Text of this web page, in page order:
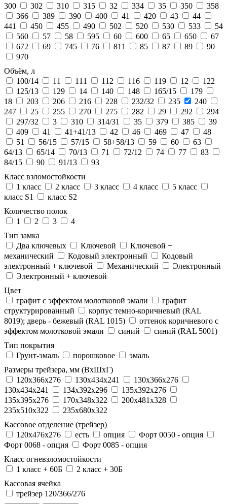
300
302 310 315 32 334 35 350
358
366
389 390 400 41 420 43
44
441
450 455 490 502 520 530 533
54
560
57 58 595 60 600 65 650
67
672
69 745 76 811 85 87 89
90
970
Объём, л
100/14
11 111 112 116 119 12
122
125/13
129 14 140 148 165/15
179
18
203 206 216 228 232/32 235
240
247
25 255 270 275 282 29 292
294
297/32
3 310 314/31 35 379 385
39
409
41 41+41/13 42 46 469 47
48
51
56/15 57/15 58+58/13 59 60
63
64/13
65/14 70/13 71 72/12 74 77
83
84/15
90 91/13
93
Класс взломостойкости
1 класс
2 класс 3 класс 4 класс
5 класс
класс S1
класс S2
Количество полок
1
2 3
4
Тип замка
Два ключевых
Ключевой
Ключевой +
механический
Кодовый электронный
Кодовый
электронный + ключевой
Механический
Электронный
Электронный + ключевой
Цвет
графит с эффектом молотковой эмали
графит
структурированный
корпус темно-коричневый (RAL
8019); дверь - бежевый (RAL 1015)
оттенок коричневого с
эффектом молотковой эмали
синий
синий (RAL 5001)
Тип покрытия
Грунт-эмаль
порошковое
эмаль
Размеры трейзера, мм (ВхШхГ)
120x366x276
130x434x241
130х366х276
130х434х241
134x392x296
135x392x276
135x395x276
170x348x322
200x481x328
235x510x322
235x680x322
Кассовое отделение (трейзер)
120х476х276
есть опция
Форт 0050 - опция
Форт 0068 - опция
Форт 0085 - опция
Класс огневзломостойкости
1 класс + 60Б
2 класс + 30Б
Кассовая ячейка
трейзер 120/366/276